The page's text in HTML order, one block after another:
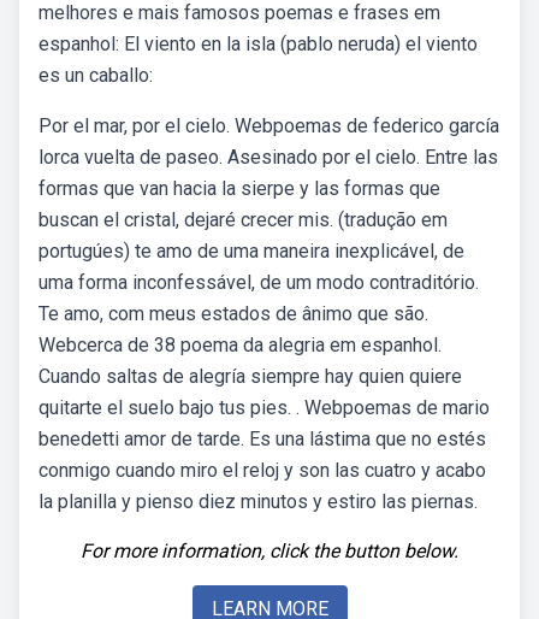
melhores e mais famosos poemas e frases em
espanhol: El viento en la isla (pablo neruda) el viento
es un caballo:
Por el mar, por el cielo. Webpoemas de federico garcía
lorca vuelta de paseo. Asesinado por el cielo. Entre las
formas que van hacia la sierpe y las formas que
buscan el cristal, dejaré crecer mis. (tradução em
portugúes) te amo de uma maneira inexplicável, de
uma forma inconfessável, de um modo contraditório.
Te amo, com meus estados de ânimo que são.
Webcerca de 38 poema da alegria em espanhol.
Cuando saltas de alegría siempre hay quien quiere
quitarte el suelo bajo tus pies. . Webpoemas de mario
benedetti amor de tarde. Es una lástima que no estés
conmigo cuando miro el reloj y son las cuatro y acabo
la planilla y pienso diez minutos y estiro las piernas.
For more information, click the button below.
LEARN MORE